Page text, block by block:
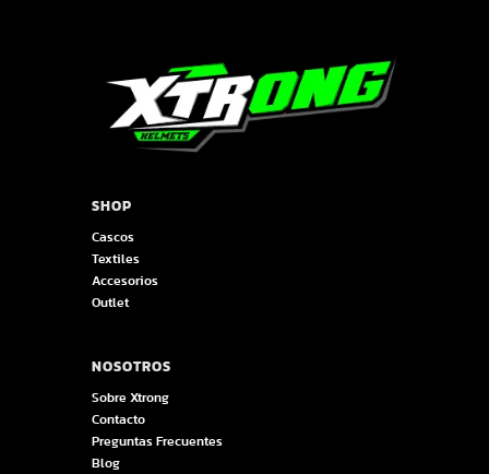
SHOP
Cascos
Textiles
Accesorios
Outlet
NOSOTROS
Sobre Xtrong
Contacto
Preguntas Frecuentes
Blog